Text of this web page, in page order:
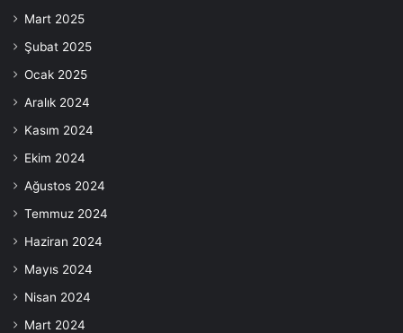
Mart 2025
Şubat 2025
Ocak 2025
Aralık 2024
Kasım 2024
Ekim 2024
Ağustos 2024
Temmuz 2024
Haziran 2024
Mayıs 2024
Nisan 2024
Mart 2024